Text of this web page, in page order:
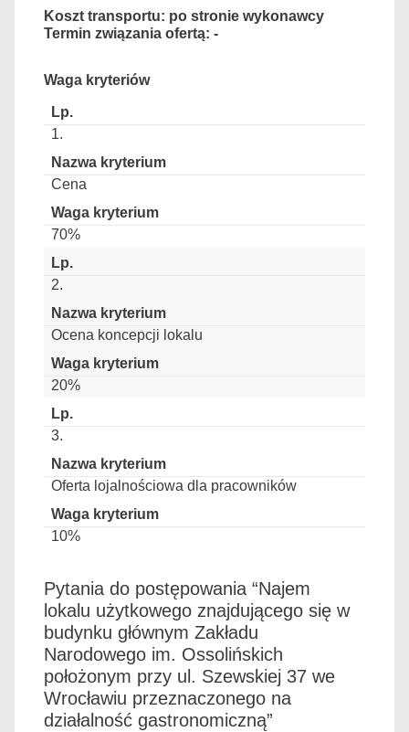
Koszt transportu: po stronie wykonawcy
Termin związania ofertą: -
Waga kryteriów
1.
Cena
70%
2.
Ocena koncepcji lokalu
20%
3.
Oferta lojalnościowa dla pracowników
10%
Pytania do postępowania “Najem
lokalu użytkowego znajdującego się w
budynku głównym Zakładu
Narodowego im. Ossolińskich
położonym przy ul. Szewskiej 37 we
Wrocławiu przeznaczonego na
działalność gastronomiczną”